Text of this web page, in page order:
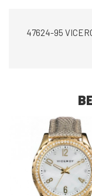
47624-95